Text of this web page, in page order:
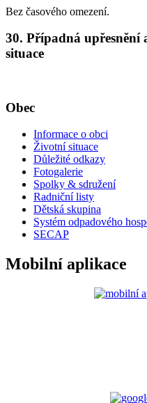
Bez časového omezení.
30. Případná upřesnění
situace
Obec
Informace o obci
Životní situace
Důležité odkazy
Fotogalerie
Spolky & sdružení
Radniční listy
Dětská skupina
Systém odpadového
SECAP
Mobilní aplikace